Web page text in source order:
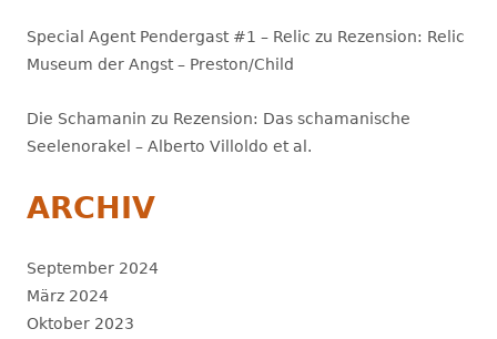
Special Agent Pendergast #1 – Relic zu Rezension: Relic
Museum der Angst – Preston/Child
Die Schamanin zu Rezension: Das schamanische
Seelenorakel – Alberto Villoldo et al.
ARCHIV
September 2024
März 2024
Oktober 2023